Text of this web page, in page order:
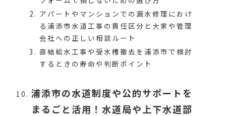
アパートやマンションでの漏水修理におけ
る浦添市水道工事の責任区分と大家や管理
会社への正しい相談ルート
直結給水工事や受水槽撤去を浦添市で検討
するときの寿命や判断ポイント
浦添市の水道制度や公的サポートを
まるごと活用！水道局や上下水道部